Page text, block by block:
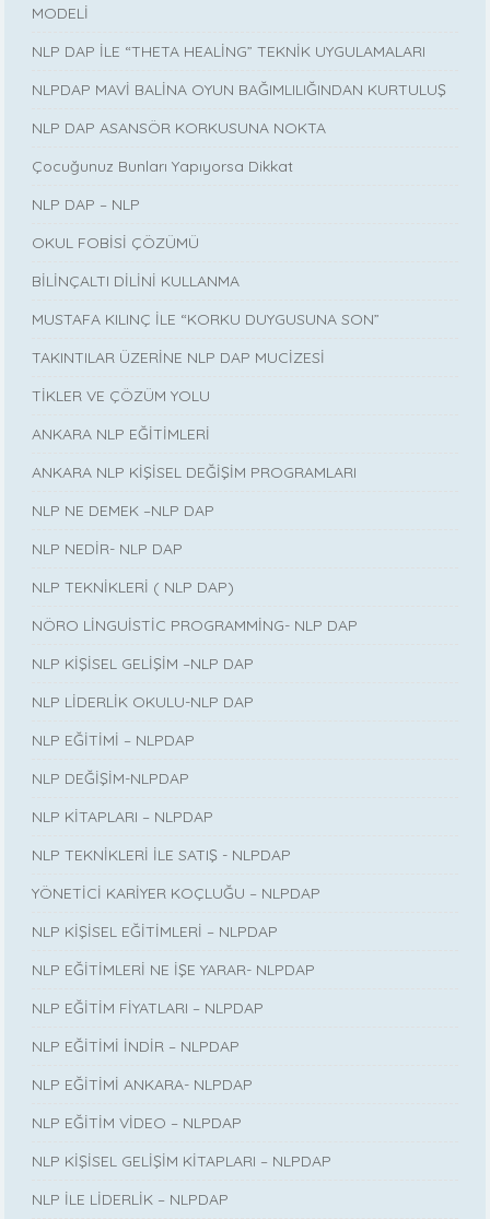
MODELİ
NLP DAP İLE “THETA HEALİNG” TEKNİK UYGULAMALARI
NLPDAP MAVİ BALİNA OYUN BAĞIMLILIĞINDAN KURTULUŞ
NLP DAP ASANSÖR KORKUSUNA NOKTA
Çocuğunuz Bunları Yapıyorsa Dikkat
NLP DAP – NLP
OKUL FOBİSİ ÇÖZÜMÜ
BİLİNÇALTI DİLİNİ KULLANMA
MUSTAFA KILINÇ İLE “KORKU DUYGUSUNA SON”
TAKINTILAR ÜZERİNE NLP DAP MUCİZESİ
TİKLER VE ÇÖZÜM YOLU
ANKARA NLP EĞİTİMLERİ
ANKARA NLP KİŞİSEL DEĞİŞİM PROGRAMLARI
NLP NE DEMEK –NLP DAP
NLP NEDİR- NLP DAP
NLP TEKNİKLERİ ( NLP DAP)
NÖRO LİNGUİSTİC PROGRAMMİNG- NLP DAP
NLP KİŞİSEL GELİŞİM –NLP DAP
NLP LİDERLİK OKULU-NLP DAP
NLP EĞİTİMİ – NLPDAP
NLP DEĞİŞİM-NLPDAP
NLP KİTAPLARI – NLPDAP
NLP TEKNİKLERİ İLE SATIŞ - NLPDAP
YÖNETİCİ KARİYER KOÇLUĞU – NLPDAP
NLP KİŞİSEL EĞİTİMLERİ – NLPDAP
NLP EĞİTİMLERİ NE İŞE YARAR- NLPDAP
NLP EĞİTİM FİYATLARI – NLPDAP
NLP EĞİTİMİ İNDİR – NLPDAP
NLP EĞİTİMİ ANKARA- NLPDAP
NLP EĞİTİM VİDEO – NLPDAP
NLP KİŞİSEL GELİŞİM KİTAPLARI – NLPDAP
NLP İLE LİDERLİK – NLPDAP